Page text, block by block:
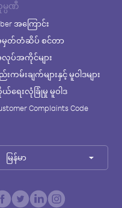
ပဏီ
အကြောင်း
တ်တံဆိပ် စင်တာ
ပ်အကိုင်များ
းကမ်းချက်များနှင့် မူဝါဒများ
ရေးလုံခြုံမှု မူဝါဒ
Complaints Code
မြန်မာ